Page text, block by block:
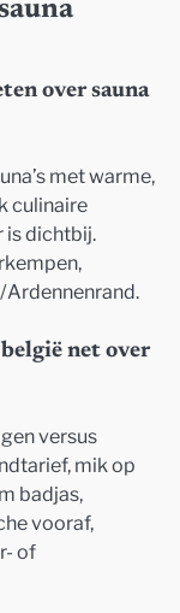
over sauna
met warme,
culinaire
is dichtbij.
net over
versus
mik op
badjas,
vooraf,
of